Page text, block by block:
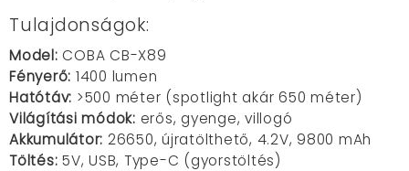
Tulajdonságok:
Model: COBA CB-X89
Fényerő: 1400 lumen
Hatótáv: >500 méter (spotlight akár 650 méter)
Világítási módok: erős, gyenge, villogó
Akkumulátor: 26650, újratölthető, 4.2V, 9800 mAh
Töltés: 5V, USB, Type-C (gyorstöltés)